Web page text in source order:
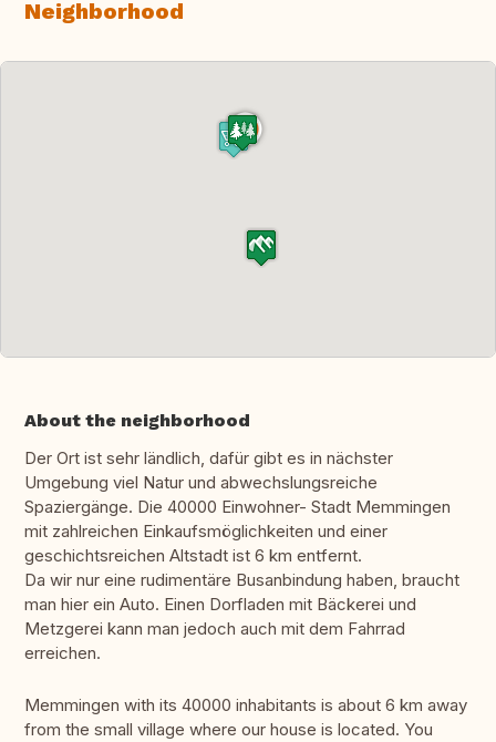
Neighborhood
About the neighborhood
Der Ort ist sehr ländlich, dafür gibt es in nächster
Umgebung viel Natur und abwechslungsreiche
Spaziergänge. Die 40000 Einwohner- Stadt Memmingen
mit zahlreichen Einkaufsmöglichkeiten und einer
geschichtsreichen Altstadt ist 6 km entfernt.
Da wir nur eine rudimentäre Busanbindung haben, braucht
man hier ein Auto. Einen Dorfladen mit Bäckerei und
Metzgerei kann man jedoch auch mit dem Fahrrad
erreichen.
Memmingen with its 40000 inhabitants is about 6 km away
from the small village where our house is located. You